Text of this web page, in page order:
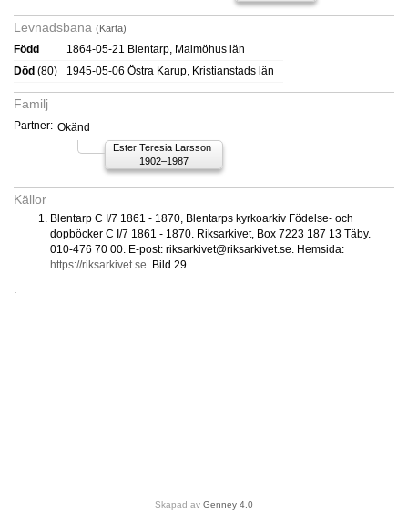
Levnadsbana (Karta)
Född
1864-05-21 Blentarp, Malmöhus län
Död (80) 1945-05-06 Östra Karup, Kristianstads län
Familj
Partner: Okänd
Ester Teresia Larsson
1902–1987
Källor
Blentarp C I/7 1861 - 1870, Blentarps kyrkoarkiv Födelse- och
dopböcker C I/7 1861 - 1870. Riksarkivet, Box 7223 187 13 Täby.
010-476 70 00. E-post: riksarkivet@riksarkivet.se. Hemsida:
https://riksarkivet.se. Bild 29
.
Skapad av Genney 4.0